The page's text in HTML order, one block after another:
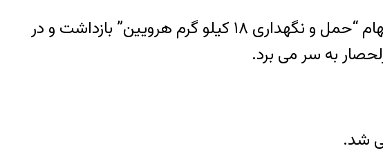
یک منبع مطلع به گزارشگر هرانا گفت که سعید نادری گل دره اهل شهر هرسین و به اتهام “حمل و نگهداری ۱۸ کیلو گرم هرویین” بازداشت و در
به سر می برد.
شد.